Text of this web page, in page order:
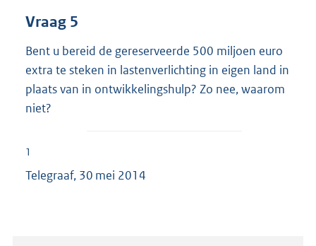
Vraag 5
Bent u bereid de gereserveerde 500 miljoen euro
extra te steken in lastenverlichting in eigen land in
plaats van in ontwikkelingshulp? Zo nee, waarom
niet?
1
Telegraaf, 30 mei 2014